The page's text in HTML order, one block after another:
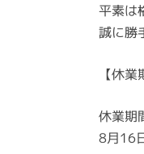
平素は
誠に勝
【休
休業期
8月16